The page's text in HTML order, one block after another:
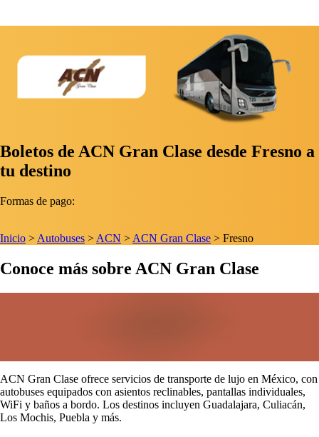
Boletos de ACN Gran Clase desde Fresno a
tu destino
Formas de pago:
Inicio > Autobuses > ACN > ACN Gran Clase > Fresno
Conoce más sobre ACN Gran Clase
ACN Gran Clase ofrece servicios de transporte de lujo en México, con
autobuses equipados con asientos reclinables, pantallas individuales,
WiFi y baños a bordo. Los destinos incluyen Guadalajara, Culiacán,
Los Mochis, Puebla y más.